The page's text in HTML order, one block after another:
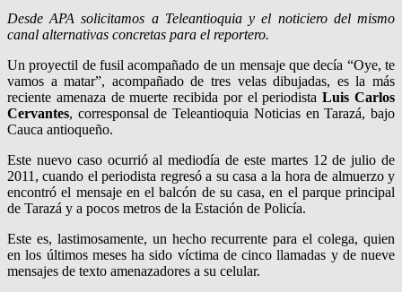
Desde APA solicitamos a Teleantioquia y el noticiero del mismo
canal alternativas concretas para el reportero.
Un proyectil de fusil acompañado de un mensaje que decía “Oye, te
vamos a matar”, acompañado de tres velas dibujadas, es la más
reciente amenaza de muerte recibida por el periodistaLuis Carlos
Cervantes, corresponsal de Teleantioquia Noticias en Tarazá, bajo
Cauca antioqueño.
Este nuevo caso ocurrió al mediodía de este martes 12 de julio de
2011, cuando el periodista regresó a su casa a la hora de almuerzo y
encontró el mensaje en el balcón de su casa, en el parque principal
de Tarazá y a pocos metros de la Estación de Policía.
Este es, lastimosamente, un hecho recurrente para el colega, quien
en los últimos meses ha sido víctima de cinco llamadas y de nueve
mensajes de texto amenazadores a su celular.